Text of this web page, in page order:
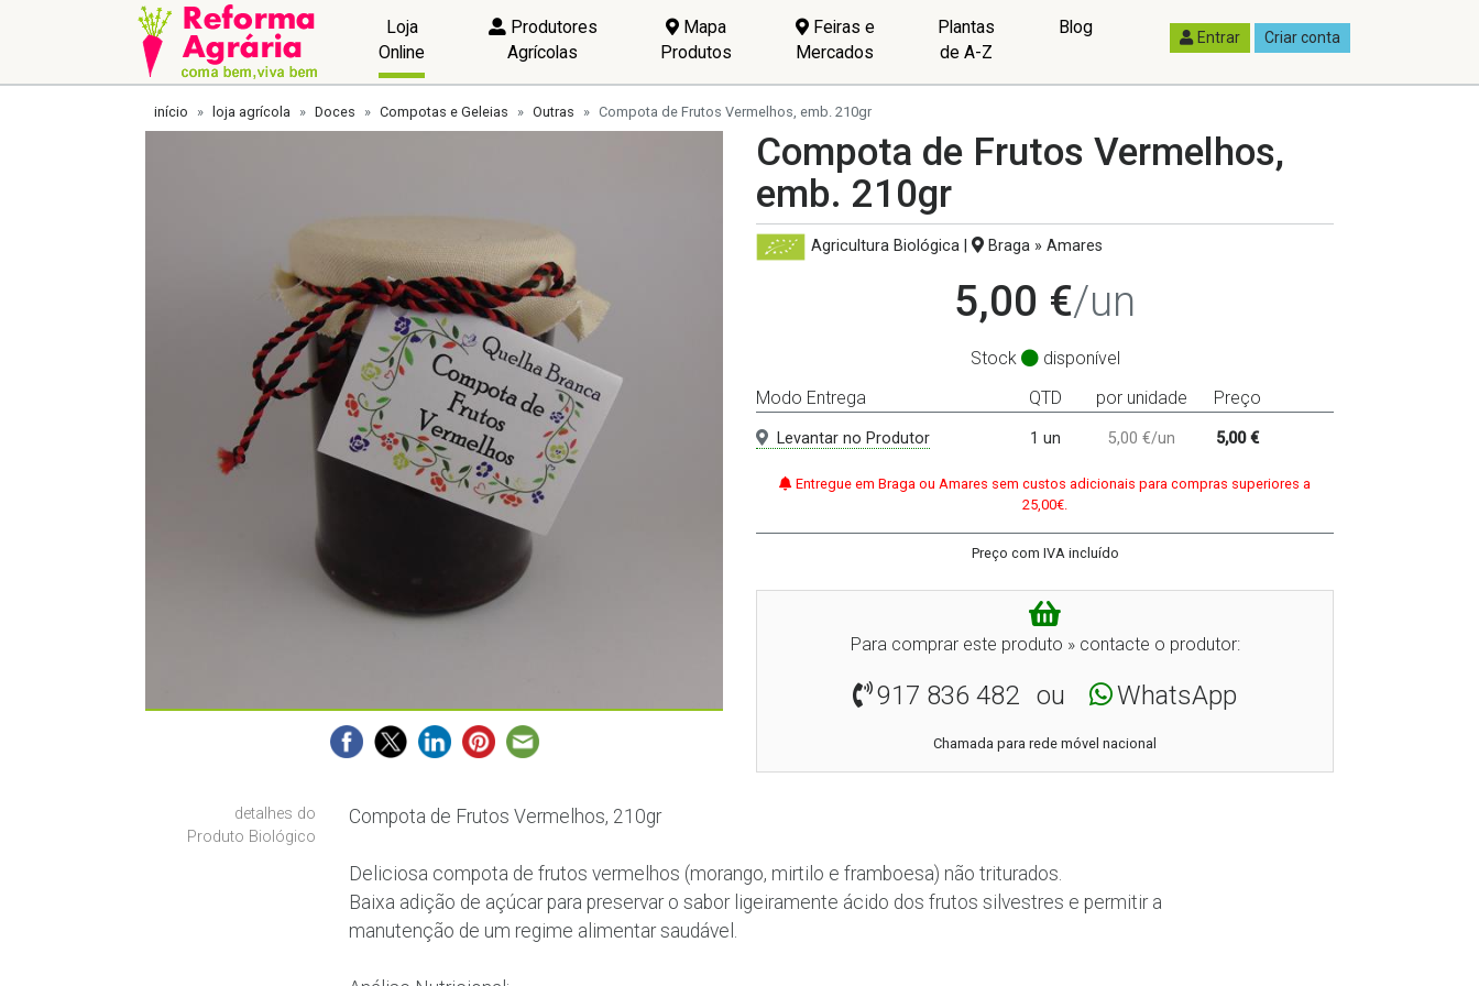
Loja
Online
Produtores
Agrícolas
Mapa
Produtos
Feiras e
Mercados
Plantas
de A-Z
Blog Entrar Criar conta
início loja agrícola Doces Compotas e Geleias Outras Compota de Frutos Vermelhos, emb. 210gr
Compota de Frutos Vermelhos,
emb. 210gr
Agricultura Biológica| Braga » Amares
5,00 €/un
Stock
disponível
Modo Entrega
QTD por unidade Preço
Levantar no Produtor 1 un 5,00 €/un 5,00 €
Entregue em Braga ou Amares sem custos adicionais para compras superiores a
25,00€.
Preço com IVA incluído
Para comprar este produto » contacte o produtor:
917 836 482 ou WhatsApp
Chamada para rede móvel nacional
detalhes do
Produto Biológico
Compota de Frutos Vermelhos, 210gr
Deliciosa compota de frutos vermelhos (morango, mirtilo e framboesa) não triturados.
Baixa adição de açúcar para preservar o sabor ligeiramente ácido dos frutos silvestres e permitir a
manutenção de um regime alimentar saudável.